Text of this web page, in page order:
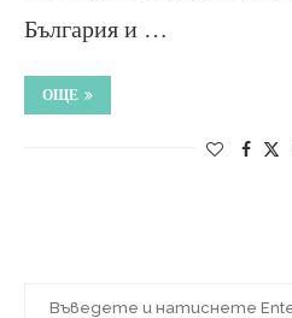
България и …
ОЩЕ